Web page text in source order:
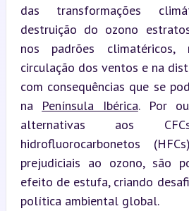
das transformações
destruição do ozono
nos padrões climatéricos,
circulação dos ventos e na
com consequências que se
na Península Ibérica. Por
alternativas aos
hidrofluorocarbonetos
prejudiciais ao ozono, são
efeito de estufa, criando
política ambiental global.